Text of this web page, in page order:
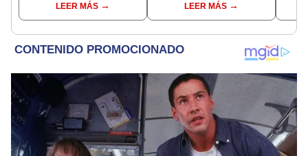
signo y entérate si te
espera un día
LEER MÁS
cuidar caballos, burros
y otros animales
LEER MÁS